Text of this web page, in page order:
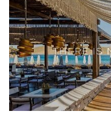
Elections 2023
Γλώσσα
Ελληνικά English